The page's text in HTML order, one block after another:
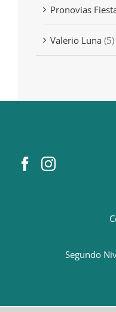
Pronovias
Valerio Luna (5)
Segundo